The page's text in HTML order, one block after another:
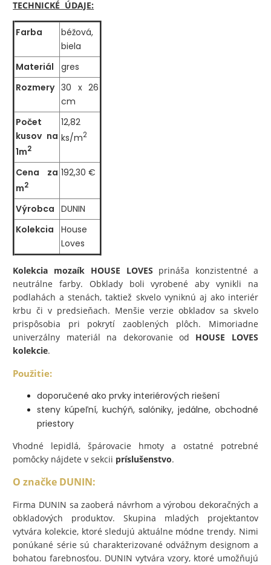
TECHNICKÉ ÚDAJE:
Farba
béžová,
biela
Materiál
gres
Rozmery 30 x 26
cm
Počet
kusov na
1m2
12,82
ks/m2
Cena za
m2
192,30 €
Výrobca
DUNIN
Kolekcia
House
Loves
Kolekcia mozaík HOUSE LOVES prináša konzistentné a
neutrálne farby. Obklady boli vyrobené aby vynikli na
podlahách a stenách, taktiež skvelo vyniknú aj ako interiér
krbu či v predsieňach. Menšie verzie obkladov sa skvelo
prispôsobia pri pokrytí zaoblených plôch. Mimoriadne
univerzálny materiál na dekorovanie od HOUSE LOVES
kolekcie.
Použitie:
doporučené ako prvky interiérových riešení
steny kúpeľní, kuchýň, salóniky, jedálne, obchodné
priestory
Vhodné lepidlá, špárovacie hmoty a ostatné potrebné
pomôcky nájdete v sekcii príslušenstvo.
O značke DUNIN:
Firma DUNIN sa zaoberá návrhom a výrobou dekoračných a
obkladových produktov. Skupina mladých projektantov
vytvára kolekcie, ktoré sledujú aktuálne módne trendy. Nimi
ponúkané série sú charakterizované odvážnym designom a
bohatou farebnosťou. DUNIN vytvára vzory, ktoré umožňujú